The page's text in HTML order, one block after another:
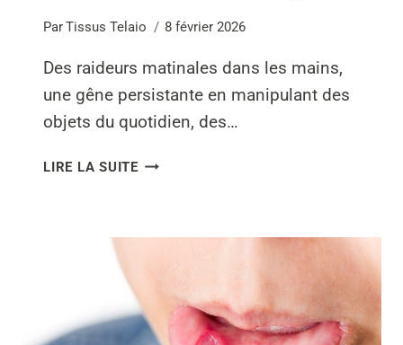
ParTissus Telaio 8 février 2026
Des raideurs matinales dans les mains,
une gêne persistante en manipulant des
objets du quotidien, des…
LIRE LA SUITECOMMENT
DANS
LES